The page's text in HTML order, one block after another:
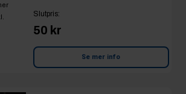
Slutpris:
50 kr
Se mer info